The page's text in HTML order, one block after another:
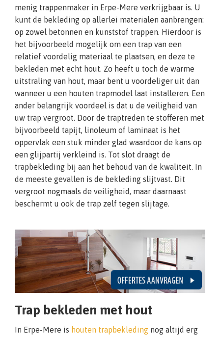
menig trappenmaker in Erpe-Mere verkrijgbaar is. U
kunt de bekleding op allerlei materialen aanbrengen:
op zowel betonnen en kunststof trappen. Hierdoor is
het bijvoorbeeld mogelijk om een trap van een
relatief voordelig materiaal te plaatsen, en deze te
bekleden met echt hout. Zo heeft u toch de warme
uitstraling van hout, maar bent u voordeliger uit dan
wanneer u een houten trapmodel laat installeren. Een
ander belangrijk voordeel is dat u de veiligheid van
uw trap vergroot. Door de traptreden te stofferen met
bijvoorbeeld tapijt, linoleum of laminaat is het
oppervlak een stuk minder glad waardoor de kans op
een glijpartij verkleind is. Tot slot draagt de
trapbekleding bij aan het behoud van de kwaliteit. In
de meeste gevallen is de bekleding slijtvast. Dit
vergroot nogmaals de veiligheid, maar daarnaast
beschermt u ook de trap zelf tegen slijtage.
Trap bekleden met hout
In Erpe-Mere is houten trapbekleding nog altijd erg